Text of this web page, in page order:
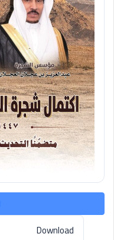
Download